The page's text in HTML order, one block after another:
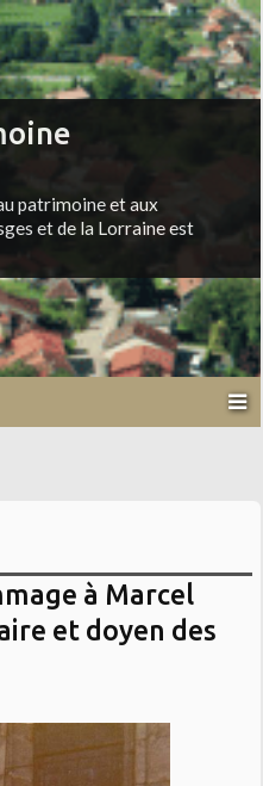
patrimoine et aux
et de la Lorraine est
à Marcel
et doyen des